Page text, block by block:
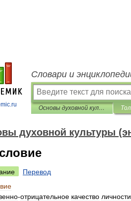
Словари и
Основы духовной культуры (энциклопедический словарь педагога)
духовной культуры
Перевод
-отрицательное качество личности